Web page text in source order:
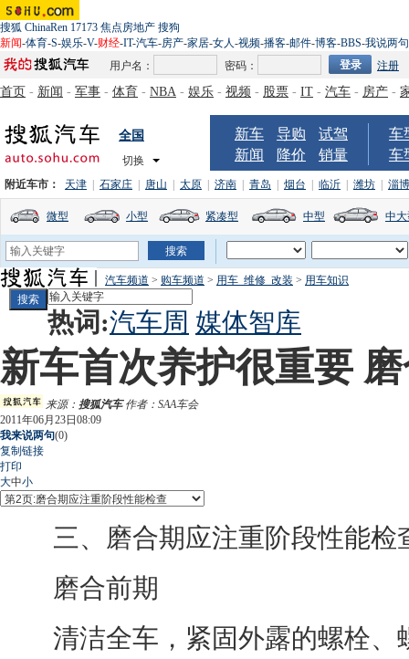
搜狐 ChinaRen 17173 焦点房地产 搜狗
新闻-体育-S-娱乐-V-财经-IT-汽车-房产-家居-女人-视频-播客-邮件-博客-BBS-我说两句
用户名：
密码： 注册
首页 - 新闻 - 军事 - 体育 - NBA - 娱乐 - 视频 - 股票 - IT - 汽车 - 房产 -
全国
切换
新车 导购
试驾
新闻
降价 销量
车
车
附近车市： 天津 石家庄 唐山 太原 济南 青岛 烟台 临沂 潍坊 淄博
微型 小型 紧凑型 中型 中
汽车频道 > 购车频道 > 用车_维修_改装 > 用车知识
热词:汽车周 媒体智库
新车首次养护很重要
来源： 搜狐汽车作者：SAA车会
2011年06月23日08:09
我来说两句(0)
复制链接
打印
大中小
三、磨合期应注重阶段性能检
磨合前期
清洁全车，紧固外露的螺栓、